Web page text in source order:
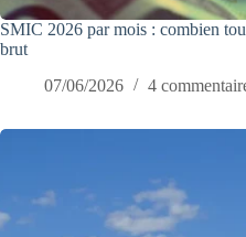
SMIC 2026 par mois : combien
brut
07/06/2026
4